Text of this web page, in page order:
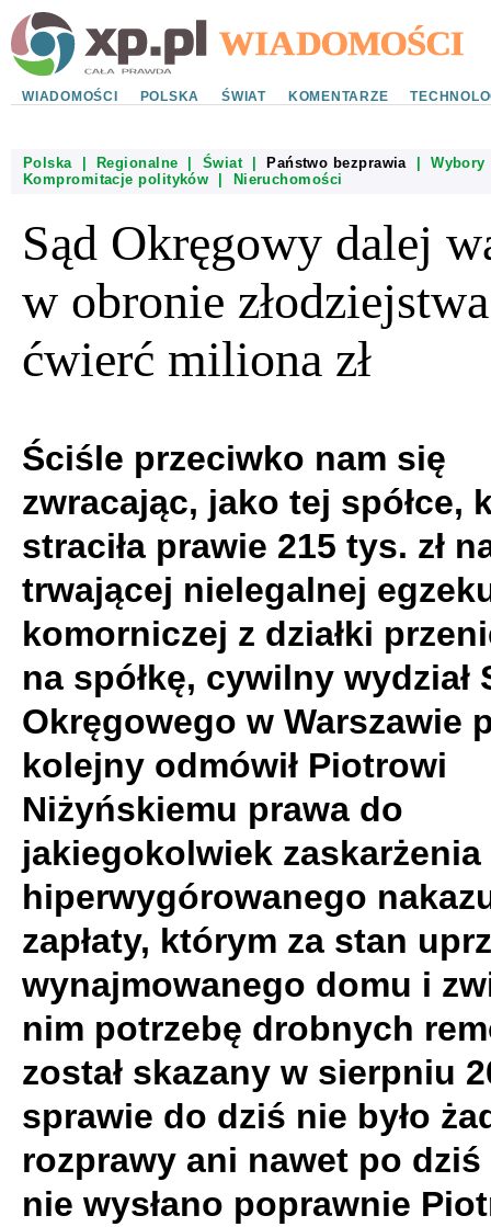
WIADOMOŚCI POLSKA ŚWIAT KOMENTARZE
Polska| Regionalne Świat| Państwo bezprawia|Wybory
Kompromitacje polityków
Nieruchomości
Sąd Okręgowy dalej
w obronie
ćwierć miliona zł
Ściśle przeciwko nam się
zwracając, jako tej spółce,
straciła prawie 215 tys. zł
trwającej nielegalnej
komorniczej z działki
na spółkę, cywilny wydział
Okręgowego w Warszawie
kolejny odmówił Piotrowi
Niżyńskiemu prawa do
jakiegokolwiek zaskarżenia
hiperwygórowanego
zapłaty, którym za stan
wynajmowanego domu i
nim potrzebę drobnych
został skazany w sierpniu
sprawie do dziś nie było
rozprawy ani nawet po dziś
nie wysłano poprawnie